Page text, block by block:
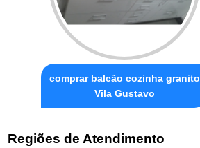
comprar balcão cozinha granito
Vila Gustavo
Regiões de Atendimento